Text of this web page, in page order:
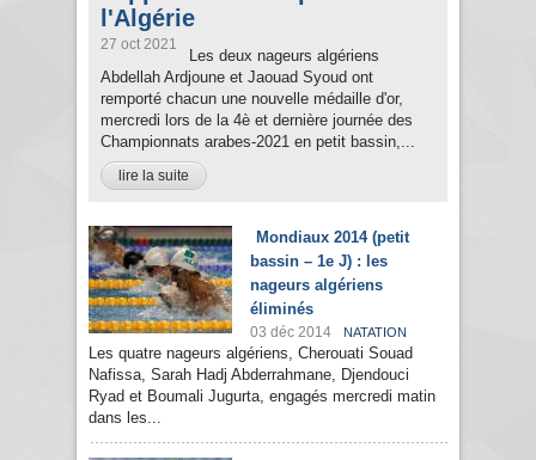
l'Algérie
27 oct 2021
Les deux nageurs algériens
Abdellah Ardjoune et Jaouad Syoud ont
remporté chacun une nouvelle médaille d'or,
mercredi lors de la 4è et dernière journée des
Championnats arabes-2021 en petit bassin,...
lire la suite
Mondiaux 2014 (petit
bassin – 1e J) : les
nageurs algériens
éliminés
03 déc 2014 NATATION
Les quatre nageurs algériens, Cherouati Souad
Nafissa, Sarah Hadj Abderrahmane, Djendouci
Ryad et Boumali Jugurta, engagés mercredi matin
dans les...